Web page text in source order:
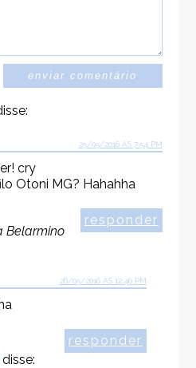
25/05/2016 ÀS 7:54 PM
cry
Otoni MG? Hahahha
responder
Belarmino
26/05/2016 ÀS 12:46 PM
responder
disse: